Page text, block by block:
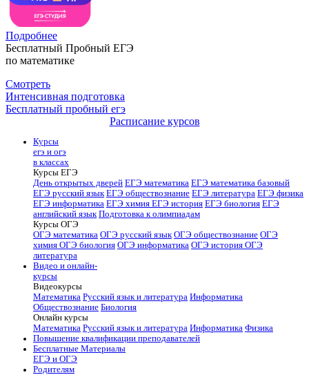
Подробнее
Бесплатный Пробный ЕГЭ
по математике
Смотреть
Интенсивная подготовка
Бесплатный пробный егэ
Расписание курсов
Курсы
егэ и огэ
в классах
Курсы ЕГЭ
День открытых дверей ЕГЭ математика ЕГЭ математика базовый
ЕГЭ русский язык ЕГЭ обществознание ЕГЭ литература ЕГЭ физика
ЕГЭ информатика ЕГЭ химия ЕГЭ история ЕГЭ биология ЕГЭ
английский язык Подготовка к олимпиадам
Курсы ОГЭ
ОГЭ математика ОГЭ русский язык ОГЭ обществознание ОГЭ
химия ОГЭ биология ОГЭ информатика ОГЭ история ОГЭ
литература
Видео и онлайн-
курсы
Видеокурсы
Математика Русский язык и литература Информатика
Обществознание Биология
Онлайн курсы
Математика Русский язык и литература Информатика Физика
Повышение квалификации преподавателей
Бесплатные Материалы
ЕГЭ и ОГЭ
Родителям